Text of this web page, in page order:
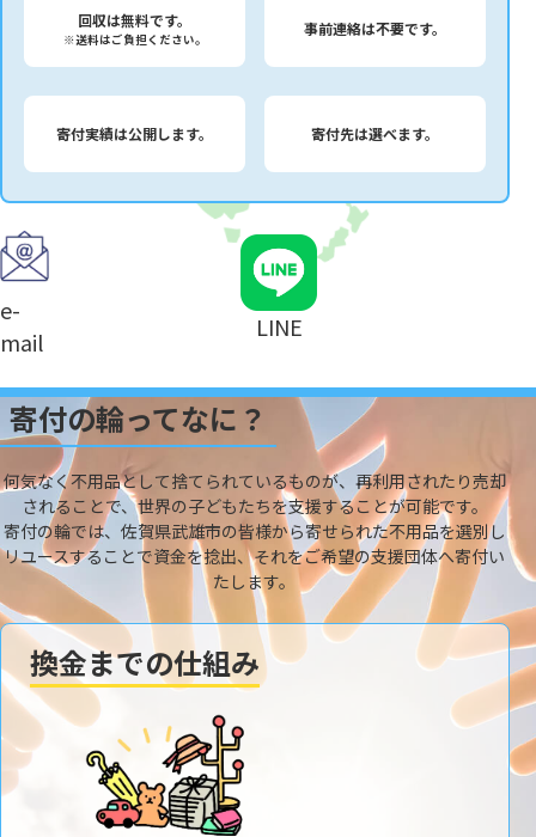
回収は無料です。
※送料はご負担ください。
事前連絡は不要です。
寄付実績は公開します。 寄付先は選べます。
e-
mail
LINE
寄付の輪ってなに？
何気なく不用品として捨てられているものが、再利用されたり売却
されることで、世界の子どもたちを支援することが可能です。
寄付の輪では、佐賀県武雄市の皆様から寄せられた不用品を選別し
リユースすることで資金を捻出、それをご希望の支援団体へ寄付い
たします。
換金までの仕組み